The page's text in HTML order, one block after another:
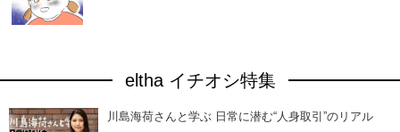
eltha イチオシ特集
川島海荷さんと学ぶ 日常に潜む“人身取引”のリアル